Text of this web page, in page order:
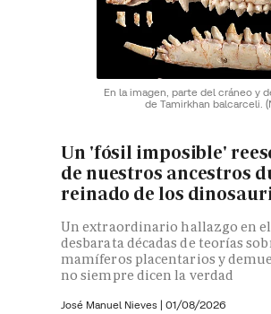
En la imagen, parte del cráneo y
de Tamirkhan balcarceli.
Un 'fósil imposible'
de nuestros ancestros
reinado de los
Un extraordinario hallazgo en
desbarata décadas de teorías
mamíferos placentarios y
no siempre dicen la verdad
José Manuel Nieves | 01/08/2026